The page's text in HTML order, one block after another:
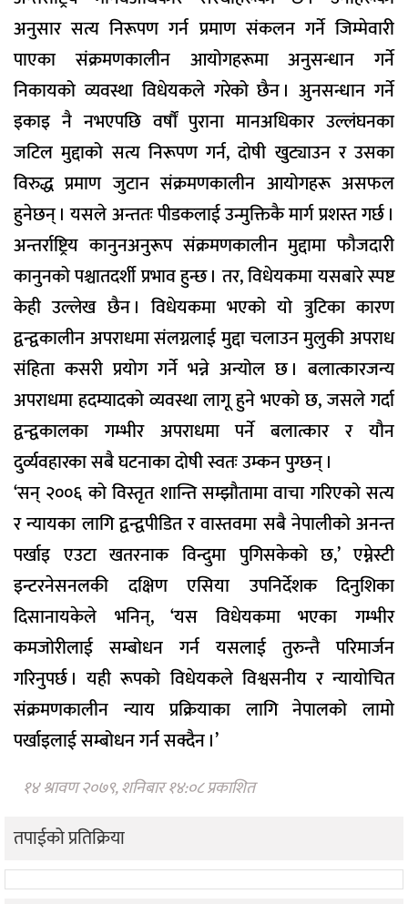
अनुसार सत्य निरूपण गर्न प्रमाण स‌ंकलन गर्ने जिम्मेवारी
पाएका संक्रमणकालीन आयोगहरूमा अनुसन्धान गर्ने
निकायको व्यवस्था विधेयकले गरेको छैन । अुनसन्धान गर्ने
इकाइ नै नभएपछि वर्षौं पुराना मानअधिकार उल्लंघनका
जटिल मुद्दाको सत्य निरूपण गर्न, दोषी खुट्याउन र उसका
विरुद्ध प्रमाण जुटान संक्रमणकालीन आयोगहरू असफल
हुनेछन् । यसले अन्ततः पीडकलाई उन्मुक्तिकै मार्ग प्रशस्त गर्छ ।
अन्तर्राष्ट्रिय कानुनअनुरूप संक्रमणकालीन मुद्दामा फौजदारी
कानुनको पश्चातदर्शी प्रभाव हुन्छ । तर, विधेयकमा यसबारे स्पष्ट
केही उल्लेख छैन । विधेयकमा भएको यो त्रुटिका कारण
द्वन्द्वकालीन अपराधमा संलग्नलाई मुद्दा चलाउन मुलुकी अपराध
संहिता कसरी प्रयोग गर्ने भन्ने अन्योल छ । बलात्कारजन्य
अपराधमा हदम्यादको व्यवस्था लागू हुने भएको छ, जसले गर्दा
द्वन्द्वकालका गम्भीर अपराधमा पर्ने बलात्कार र यौन
दुर्व्यवहारका सबै घटनाका दोषी स्वतः उम्कन पुग्छन् ।
‘सन् २००६ को विस्तृत शान्ति सम्झौतामा वाचा गरिएको सत्य
र न्यायका लागि द्वन्द्वपीडित र वास्तवमा सबै नेपालीको अनन्त
पर्खाइ एउटा खतरनाक विन्दुमा पुगिसकेको छ,’ एम्नेस्टी
इन्टरनेसनलकी दक्षिण एसिया उपनिर्देशक दिनुशिका
दिसानायकेले भनिन्, ‘यस विधेयकमा भएका गम्भीर
कमजोरीलाई सम्बोधन गर्न यसलाई तुरुन्तै परिमार्जन
गरिनुपर्छ । यही रूपको विधेयकले विश्वसनीय र न्यायोचित
संक्रमणकालीन न्याय प्रक्रियाका लागि नेपालको लामो
पर्खाइलाई सम्बोधन गर्न सक्दैन ।’
१४ श्रावण २०७९, शनिबार १४:०८ प्रकाशित
तपाईको प्रतिक्रिया